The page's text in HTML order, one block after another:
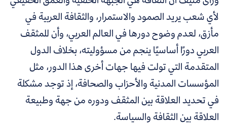
لأي شعب يريد الصمود والاستمرار، والثقافة العربية في
مأزق، لعدم وضوح دورها في العالم العربي، وأن للمثقف
العربي دورًا أساسيًا ينجم من مسؤوليته، بخلاف الدول
المتقدمة التي تولت فيها جهات أخرى هذا الدور، مثل
المؤسسات المدنية والأحزاب والصحافة، إذ توجد مشكلة
في تحديد العلاقة بين المثقف ودوره من جهة وطبيعة
العلاقة بين الثقافة والسياسة.